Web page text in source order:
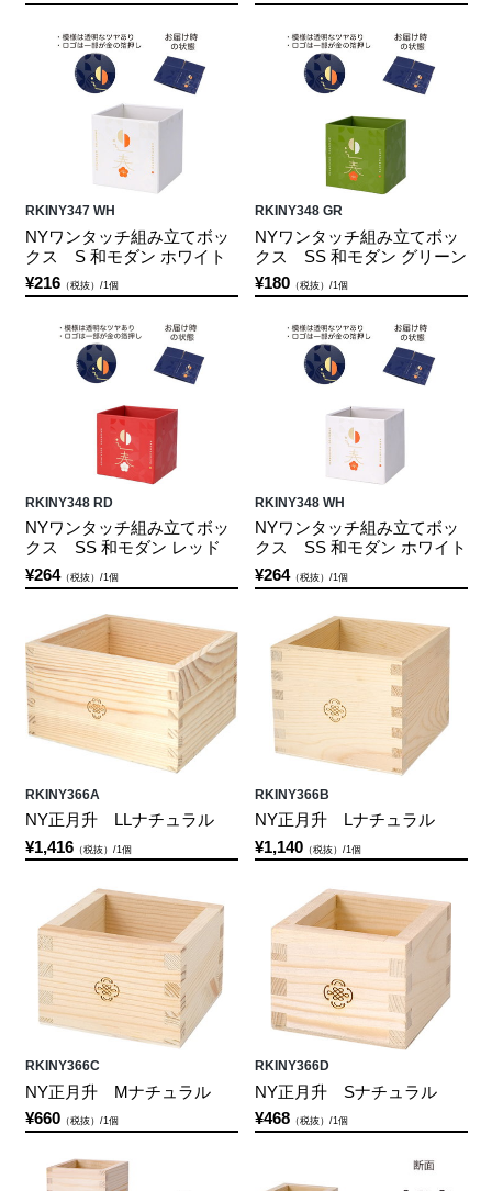
RKINY347 WH
NYワンタッチ組み立てボッ
クス S 和モダン ホワイト
¥216（税抜）/1個
RKINY348 GR
NYワンタッチ組み立てボッ
クス SS 和モダン グリーン
¥180（税抜）/1個
RKINY348 RD
NYワンタッチ組み立てボッ
クス SS 和モダン レッド
¥264（税抜）/1個
RKINY348 WH
NYワンタッチ組み立てボッ
クス SS 和モダン ホワイト
¥264（税抜）/1個
RKINY366A
NY正月升 LLナチュラル
¥1,416（税抜）/1個
RKINY366B
NY正月升 Lナチュラル
¥1,140（税抜）/1個
RKINY366C
NY正月升 Mナチュラル
¥660（税抜）/1個
RKINY366D
NY正月升 Sナチュラル
¥468（税抜）/1個